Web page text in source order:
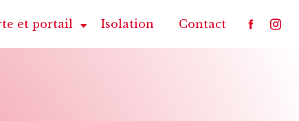
et portail Isolation Contact